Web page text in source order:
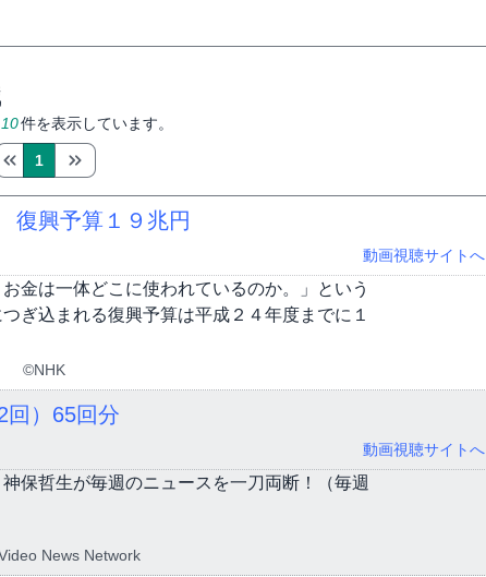
10件を表示しています。
1
興予算１９兆円
動画視聴サイトへ
金は一体どこに使われているのか。」という
ぎ込まれる復興予算は平成２４年度までに１
©NHK
） 65回分
動画視聴サイトへ
保哲生が毎週のニュースを一刀両断！（毎週
News Network